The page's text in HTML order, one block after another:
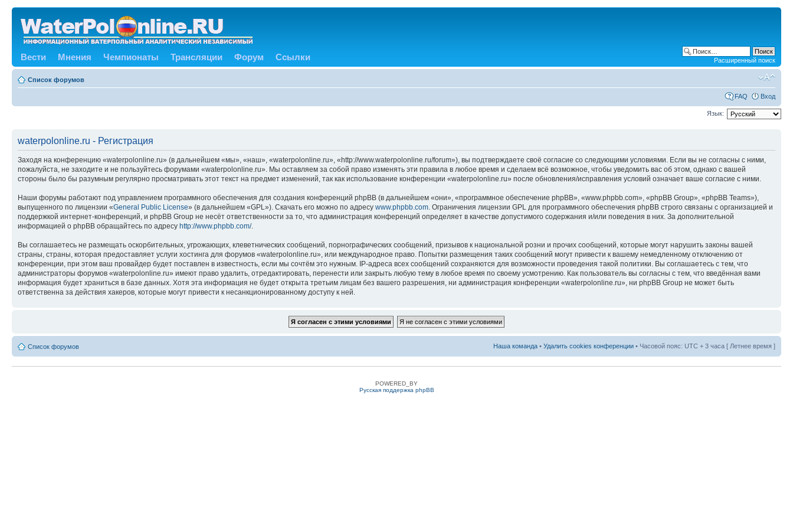
Вести Мнения Чемпионаты Трансляции Форум Ссылки Расширенный поиск
Список форумов
FAQ Вход
Язык:
waterpolonline.ru - Регистрация
Заходя на конференцию «waterpolonline.ru» (в дальнейшем «мы», «наш», «waterpolonline.ru», «http://www.waterpolonline.ru/forum»), вы подтверждаете своё согласие со следующими условиями. Если вы не согласны с ними,
пожалуйста, не заходите и не пользуйтесь форумами «waterpolonline.ru». Мы оставляем за собой право изменять эти правила в любое время и сделаем всё возможное, чтобы уведомить вас об этом, однако с вашей
стороны было бы разумным регулярно просматривать этот текст на предмет изменений, так как использование конференции «waterpolonline.ru» после обновления/исправления условий означает ваше согласие с ними.
Наши форумы работают под управлением программного обеспечения для создания конференций phpBB (в дальнейшем «они», «программное обеспечение phpBB», «www.phpbb.com», «phpBB Group», «phpBB Teams»),
выпущенного по лицензии «General Public License» (в дальнейшем «GPL»). Скачать его можно по адресу www.phpbb.com . Ограничения лицензии GPL для программного обеспечения phpBB строго связаны с организацией и
поддержкой интернет-конференций, и phpBB Group не несёт ответственности за то, что администрация конференций определяет в качестве допустимого содержания и/или поведения в них. За дополнительной
информацией о phpBB обращайтесь по адресу http://www.phpbb.com/.
Вы соглашаетесь не размещать оскорбительных, угрожающих, клеветнических сообщений, порнографических сообщений, призывов к национальной розни и прочих сообщений, которые могут нарушить законы вашей
страны, страны, которая предоставляет услуги хостинга для форумов «waterpolonline.ru», или международное право. Попытки размещения таких сообщений могут привести к вашему немедленному отключению от
конференции, при этом ваш провайдер будет поставлен в известность, если мы сочтём это нужным. IP-адреса всех сообщений сохраняются для возможности проведения такой политики. Вы соглашаетесь с тем, что
администраторы форумов «waterpolonline.ru» имеют право удалить, отредактировать, перенести или закрыть любую тему в любое время по своему усмотрению. Как пользователь вы согласны с тем, что введённая вами
информация будет храниться в базе данных. Хотя эта информация не будет открыта третьим лицам без вашего разрешения, ни администрация конференции «waterpolonline.ru», ни phpBB Group не может быть
ответственна за действия хакеров, которые могут привести к несанкционированному доступу к ней.
Список форумов Наша команда • Удалить cookies конференции • Часовой пояс: UTC + 3 часа [ Летнее время ]
POWERED_BY
Русская поддержка phpBB